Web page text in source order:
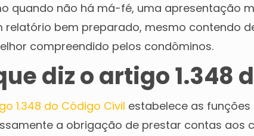
quando não há má-fé, uma apresentação
relatório bem preparado, mesmo contendo
compreendido pelos condôminos.
diz o artigo 1.348
1.348 do Código Civil estabelece as
a obrigação de prestar contas aos